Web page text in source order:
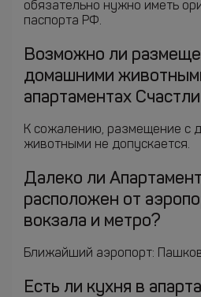
обязательно нужно иметь
паспорта РФ.
Возможно ли
домашними
апартаментах
К сожалению, размещение с
животными не допускается.
Далеко ли
расположен от
вокзала и метро?
Ближайший аэропорт:
Есть ли кухня в